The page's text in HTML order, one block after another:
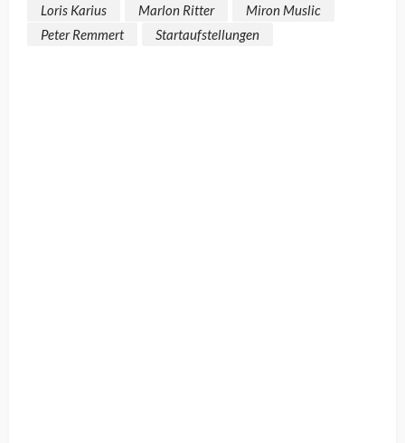
Loris Karius
Marlon Ritter
Miron Muslic
Peter Remmert
Startaufstellungen